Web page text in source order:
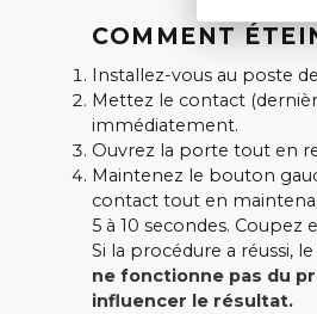
COMMENT
Installez-vous au poste
Mettez le contact
immédiatement.
Ouvrez la porte tout en
Maintenez le bouton
contact tout en
5 à 10 secondes.
Si la procédure a réussi,
ne fonctionne pas du
influencer le résultat.